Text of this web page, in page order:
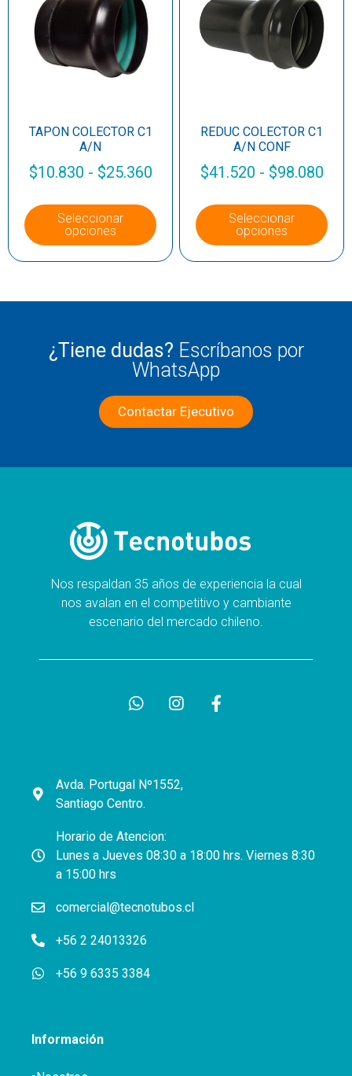
TAPON COLECTOR C1
A/N
$10.830 - $25.360
Seleccionar
opciones
REDUC COLECTOR C1
A/N CONF
$41.520 - $98.080
Seleccionar
opciones
¿Tiene dudas? Escríbanos por
WhatsApp
Contactar Ejecutivo
Nos respaldan 35 años de experiencia la cual
nos avalan en el competitivo y cambiante
escenario del mercado chileno.
Avda. Portugal Nº1552,
Santiago Centro.
Horario de Atencion:
Lunes a Jueves 08:30 a 18:00 hrs. Viernes 8:30
a 15:00 hrs
comercial@tecnotubos.cl
+56 2 24013326
+56 9 6335 3384
Información